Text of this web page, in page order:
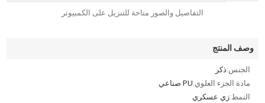
التفاصيل والصور متاحة للتنزيل على الكمبيوتر
وصف المنتج
الجنس:ذكر
مادة الجزء العلوي:PU صناعي
النمط:زي عسكري